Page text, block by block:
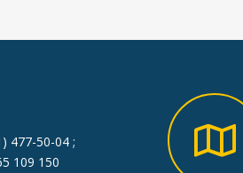
477-50-04 ;
109 150